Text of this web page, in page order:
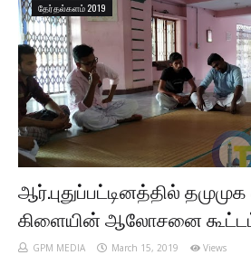
தேர்தல்களம் 2019
ஆர்.புதுப்பட்டினத்தில்
கிளையின் ஆலோசனை
GPM MEDIA March 15, 2019 Views